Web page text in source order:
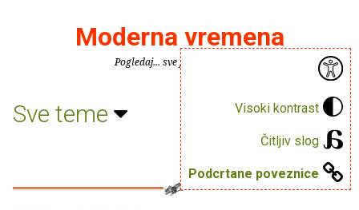
Visoki kontrast
Čitljiv slog
Podcrtane poveznice
Moderna vremena
Pogledaj... sve je puno knjiga.
Sve teme